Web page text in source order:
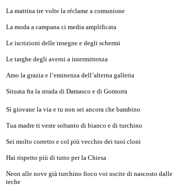
La mattina tre volte la réclame a comunione
La moda a campana ci media amplificata
Le iscrizioni delle insegne e degli schermi
Le targhe degli averni a intermittenza
Amo la grazia e l’eminenza dell’alterna galleria
Situata fra la strada di Damasco e di Gomorra
Sì giovane la via e tu non sei ancora che bambino
Tua madre ti veste soltanto di bianco e di turchino
Sei molto corretto e col più vecchio dei tuoi cloni
Hai rispetto più di tutto per la Chiesa
Neon alle nove già turchino fioco voi uscite di nascosto dalle
teche